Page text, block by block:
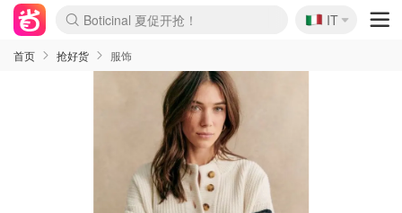
Boticinal 夏促开抢！
4折！lulu周四疯狂上新
速领！Stanley独家85折
Zalando 奥莱闪促！每日更新
🇮🇹
IT
首页 抢好货 服饰